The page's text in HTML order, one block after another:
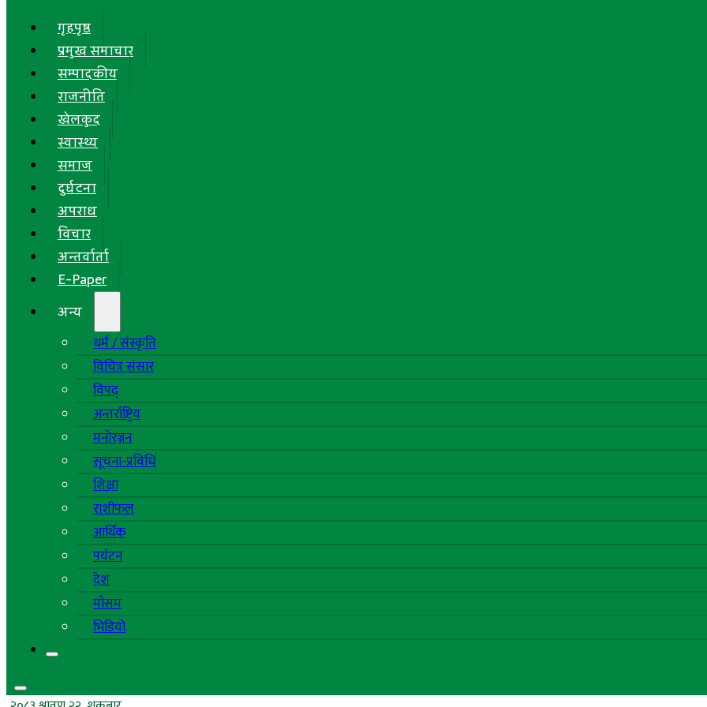
गृहपृष्ठ
प्रमुख समाचार
सम्पादकीय
राजनीति
खेलकुद
स्वास्थ्य
समाज
दुर्घटना
अपराध
विचार
अन्तर्वार्ता
E-Paper
अन्य
धर्म / संस्कृति
विचित्र संसार
विपद्
अन्तर्राष्ट्रिय
मनोरञ्जन
सूचना-प्रविधि
शिक्षा
राशीफल
आर्थिक
पर्यटन
देश
मौसम
भिडियो